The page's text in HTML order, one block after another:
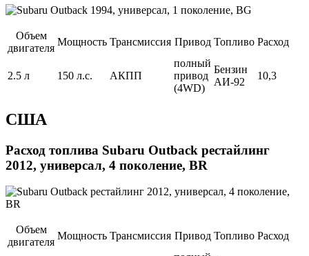
Объем
двигателя
Мощность Трансмиссия Привод Топливо Расход
2.5 л 150 л.с. АКПП
полный
привод
(4WD)
Бензин
АИ-92
10,3
США
Расход топлива Subaru Outback рестайлинг
2012, универсал, 4 поколение, BR
Объем
двигателя
Мощность Трансмиссия Привод Топливо Расход